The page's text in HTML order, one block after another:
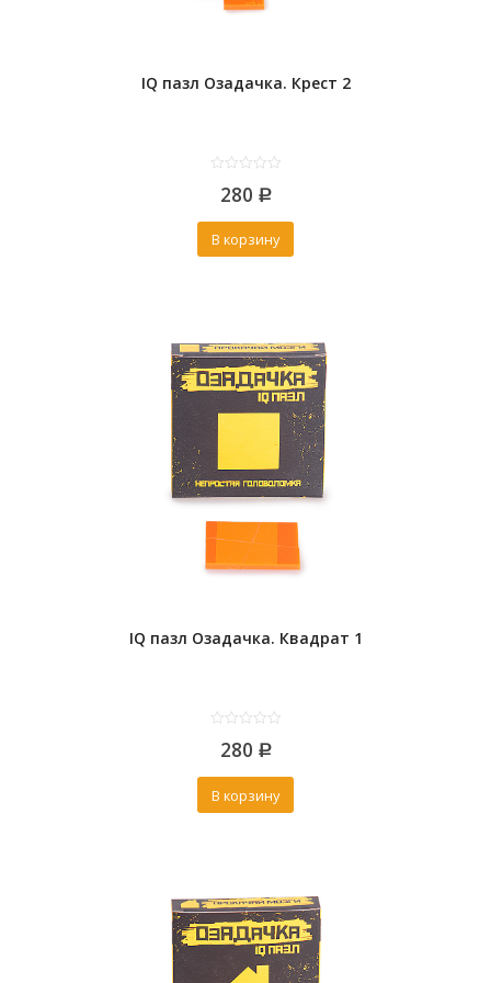
IQ пазл Озадачка. Крест 2
out
5
280 Р
В корзину
IQ пазл Озадачка. Квадрат 1
out
5
280 Р
В корзину